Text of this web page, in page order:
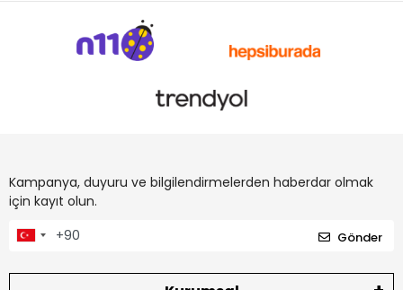
Kampanya, duyuru ve bilgilendirmelerden haberdar olmak
için kayıt olun.
Gönder